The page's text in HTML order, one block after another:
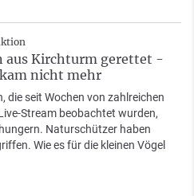
aus Kirchturm gerettet -
nicht mehr
die seit Wochen von zahlreichen
Stream beobachtet wurden,
Naturschützer haben
Wie es für die kleinen Vögel